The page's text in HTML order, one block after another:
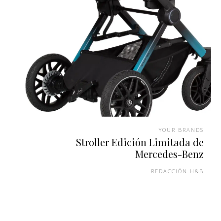
YOUR BRANDS
Stroller Edición Limitada de
Mercedes-Benz
REDACCIÓN H&B